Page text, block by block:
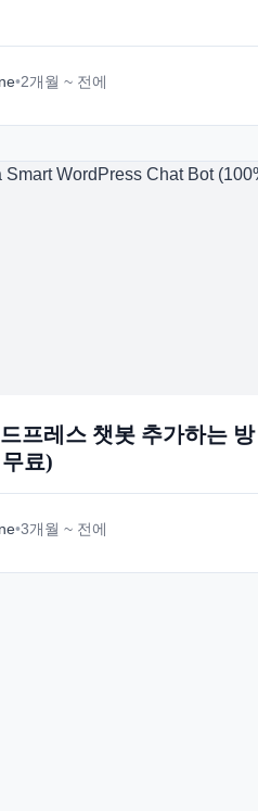
•2개월 ~ 전에
프레스 챗봇 추가하는 방
료)
•3개월 ~ 전에